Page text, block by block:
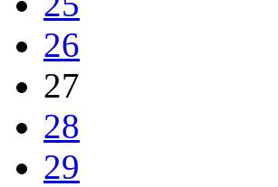
26
27
28
29